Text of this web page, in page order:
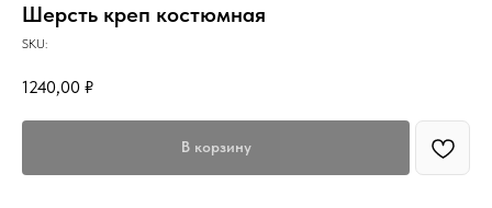
Шерсть креп костюмная
SKU:
1240,00 ₽
В корзину